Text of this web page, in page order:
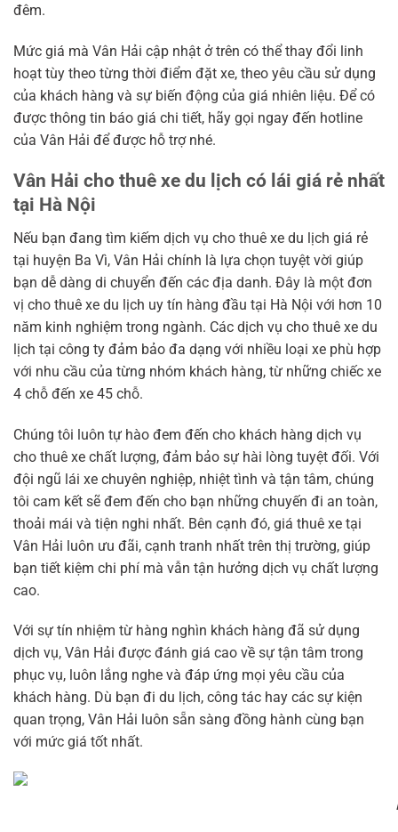
đêm.
Mức giá mà Vân Hải cập nhật ở trên có thể thay đổi linh
hoạt tùy theo từng thời điểm đặt xe, theo yêu cầu sử dụng
của khách hàng và sự biến động của giá nhiên liệu. Để có
được thông tin báo giá chi tiết, hãy gọi ngay đến hotline
của Vân Hải để được hỗ trợ nhé.
Vân Hải cho thuê xe du lịch có lái giá rẻ nhất
tại Hà Nội
Nếu bạn đang tìm kiếm dịch vụ cho thuê xe du lịch giá rẻ
tại huyện Ba Vì, Vân Hải chính là lựa chọn tuyệt vời giúp
bạn dễ dàng di chuyển đến các địa danh. Đây là một đơn
vị cho thuê xe du lịch uy tín hàng đầu tại Hà Nội với hơn 10
năm kinh nghiệm trong ngành. Các dịch vụ cho thuê xe du
lịch tại công ty đảm bảo đa dạng với nhiều loại xe phù hợp
với nhu cầu của từng nhóm khách hàng, từ những chiếc xe
4 chỗ đến xe 45 chỗ.
Chúng tôi luôn tự hào đem đến cho khách hàng dịch vụ
cho thuê xe chất lượng, đảm bảo sự hài lòng tuyệt đối. Với
đội ngũ lái xe chuyên nghiệp, nhiệt tình và tận tâm, chúng
tôi cam kết sẽ đem đến cho bạn những chuyến đi an toàn,
thoải mái và tiện nghi nhất. Bên cạnh đó, giá thuê xe tại
Vân Hải luôn ưu đãi, cạnh tranh nhất trên thị trường, giúp
bạn tiết kiệm chi phí mà vẫn tận hưởng dịch vụ chất lượng
cao.
Với sự tín nhiệm từ hàng nghìn khách hàng đã sử dụng
dịch vụ, Vân Hải được đánh giá cao về sự tận tâm trong
phục vụ, luôn lắng nghe và đáp ứng mọi yêu cầu của
khách hàng. Dù bạn đi du lịch, công tác hay các sự kiện
quan trọng, Vân Hải luôn sẵn sàng đồng hành cùng bạn
với mức giá tốt nhất.